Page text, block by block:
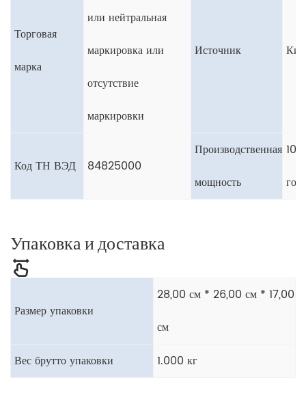
Торговая
марка
или нейтральная
маркировка или
отсутствие
маркировки
Источник
Код ТН ВЭД 84825000
Производственная
мощность
10
год
Упаковка и доставка
Размер упаковки
28,00 см * 26,00 см * 17,00
см
Вес брутто упаковки
1.000 кг